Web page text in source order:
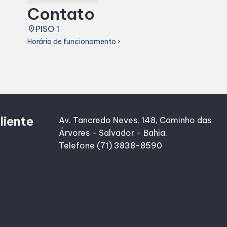
Contato
placePISO 1
Horário de funcionamento chevron_right
Av. Tancredo Neves, 148, Caminho das
Árvores - Salvador - Bahia.
Telefone (71) 3838-8590